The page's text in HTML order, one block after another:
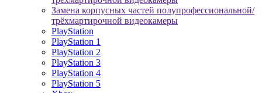
Замена корпусных частей полупрофессиональной/
трёхмартирочной видеокамеры
PlayStation
PlayStation 1
PlayStation 2
PlayStation 3
PlayStation 4
PlayStation 5